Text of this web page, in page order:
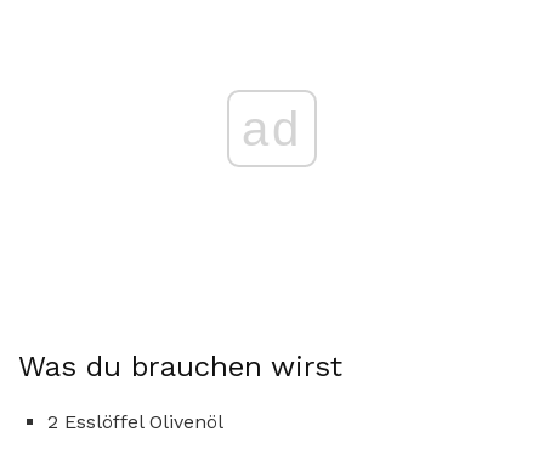
ad
Was du brauchen wirst
2 Esslöffel Olivenöl